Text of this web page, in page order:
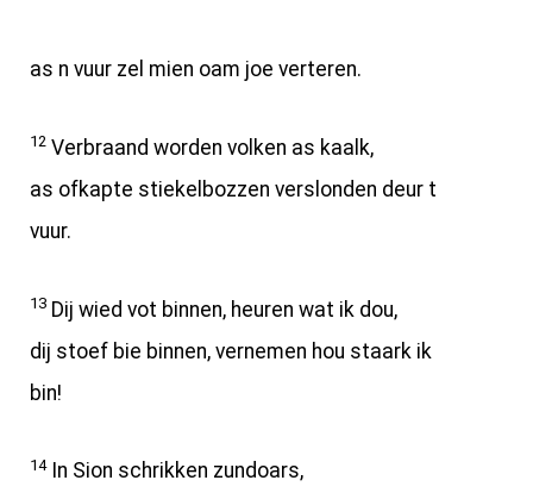
as n vuur zel mien oam joe verteren.
12 Verbraand worden volken as kaalk,
as ofkapte stiekelbozzen verslonden deur t
vuur.
13 Dij wied vot binnen, heuren wat ik dou,
dij stoef bie binnen, vernemen hou staark ik
bin!
14In Sion schrikken zundoars,